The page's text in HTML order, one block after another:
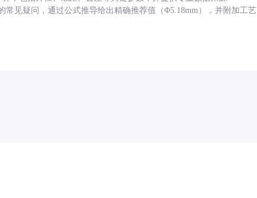
常见疑问，通过公式推导给出精确推荐值（Φ5.18mm），并附加工艺